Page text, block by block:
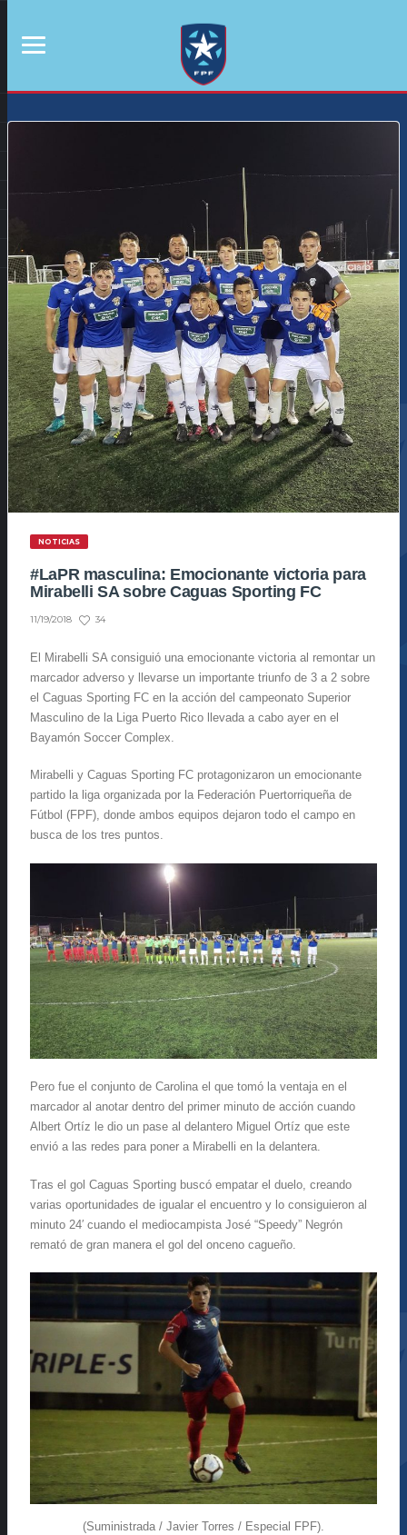
NOTICIAS
#LaPR masculina: Emocionante victoria para
Mirabelli SA sobre Caguas Sporting FC
11/19/2018 34
El Mirabelli SA consiguió una emocionante victoria al remontar un
marcador adverso y llevarse un importante triunfo de 3 a 2 sobre
el Caguas Sporting FC en la acción del campeonato Superior
Masculino de la Liga Puerto Rico llevada a cabo ayer en el
Bayamón Soccer Complex.
Mirabelli y Caguas Sporting FC protagonizaron un emocionante
partido la liga organizada por la Federación Puertorriqueña de
Fútbol (FPF), donde ambos equipos dejaron todo el campo en
busca de los tres puntos.
Pero fue el conjunto de Carolina el que tomó la ventaja en el
marcador al anotar dentro del primer minuto de acción cuando
Albert Ortíz le dio un pase al delantero Miguel Ortíz que este
envió a las redes para poner a Mirabelli en la delantera.
Tras el gol Caguas Sporting buscó empatar el duelo, creando
varias oportunidades de igualar el encuentro y lo consiguieron al
minuto 24′ cuando el mediocampista José “Speedy” Negrón
remató de gran manera el gol del onceno cagueño.
(Suministrada / Javier Torres / Especial FPF).